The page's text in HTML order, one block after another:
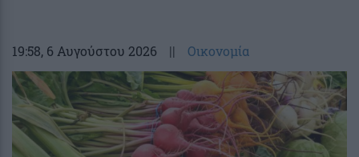
19:58, 6 Αυγούστου 2026 || Οικονομία